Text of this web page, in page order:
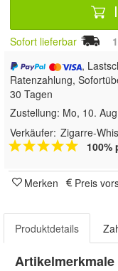
Sofort lieferbar
,
Ratenzahlung,
30 Tagen
Zustellung: Mo, 10.
Verkäufer: Zigarre-
100%
Merken Preis
Produktdetails
Artikelmerkmale